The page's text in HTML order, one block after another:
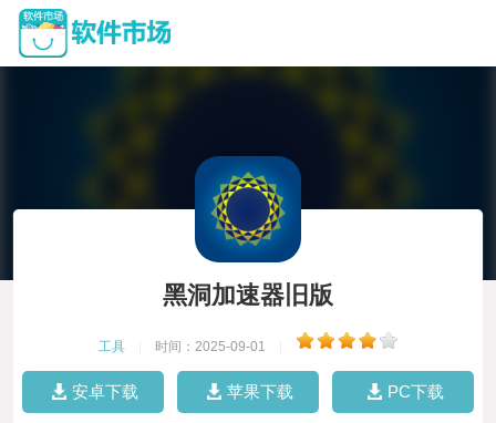
黑洞加速器旧版
工具 时间：2025-09-01
安卓下载 苹果下载 PC下载